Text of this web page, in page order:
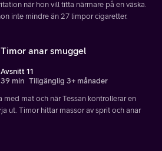
när hon vill titta närmare på en väska.
inte mindre än 27 limpor cigaretter.
Timor anar smuggel
Avsnitt 11
39 min Tillgänglig 3+ månader
med mat och när Tessan kontrollerar en
ut. Timor hittar massor av sprit och anar